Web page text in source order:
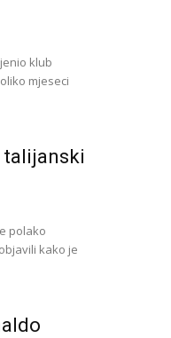
klub
mjeseci
talijanski
polako
kako je